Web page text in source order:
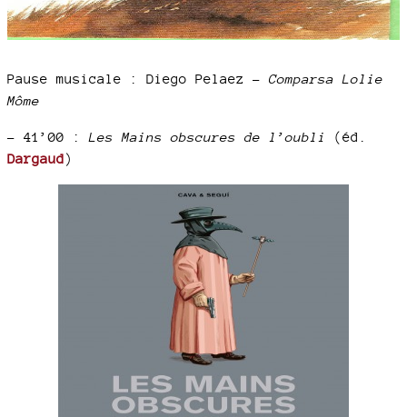
Pause musicale : Diego Pelaez – Comparsa Lolie
Môme
– 41’00 : Les Mains obscures de l’oubli
(éd.
Dargaud)